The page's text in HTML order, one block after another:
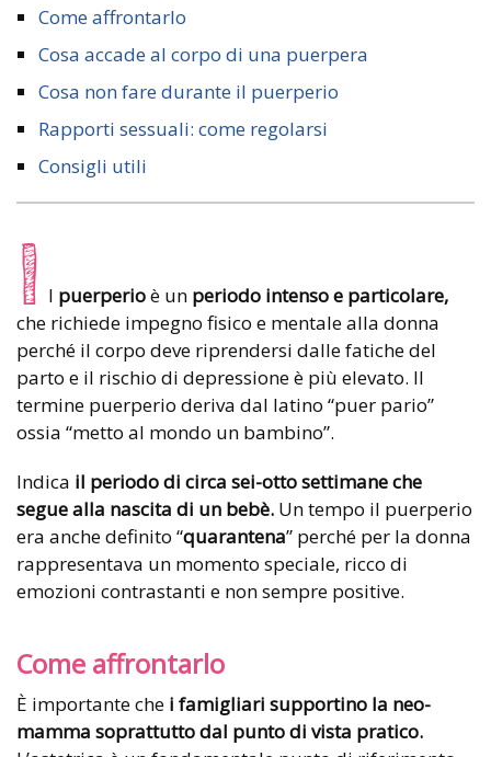
Come affrontarlo
Cosa accade al corpo di una puerpera
Cosa non fare durante il puerperio
Rapporti sessuali: come regolarsi
Consigli utili
I l puerperioè un periodo intenso e particolare,
che richiede impegno fisico e mentale alla donna
perché il corpo deve riprendersi dalle fatiche del
parto e il rischio di depressione è più elevato. Il
termine puerperio deriva dal latino “puer pario”
ossia “metto al mondo un bambino”.
Indica il periodo di circa sei-otto settimane che
segue alla nascita di un bebè. Un tempo il puerperio
era anche definito “quarantena” perché per la donna
rappresentava un momento speciale, ricco di
emozioni contrastanti e non sempre positive.
Come affrontarlo
È importante che i famigliari supportino la neo-
mamma soprattutto dal punto di vista pratico.